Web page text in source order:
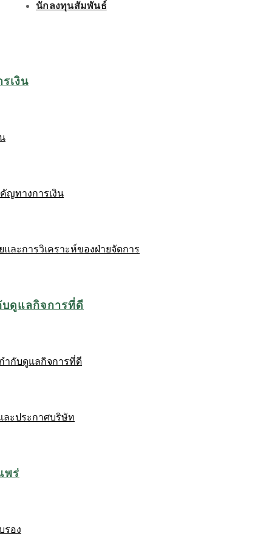
นักลงทุนสัมพันธ์
เงิน
ญทางการเงิน
และการวิเคราะห์ของฝ่ายจัดการ
ดูแลกิจการที่ดี
ำกับดูแลกิจการที่ดี
ละประกาศบริษัท
พร่
รอง